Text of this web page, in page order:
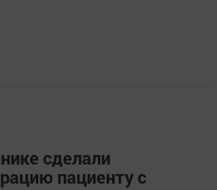
сделали
пациенту с